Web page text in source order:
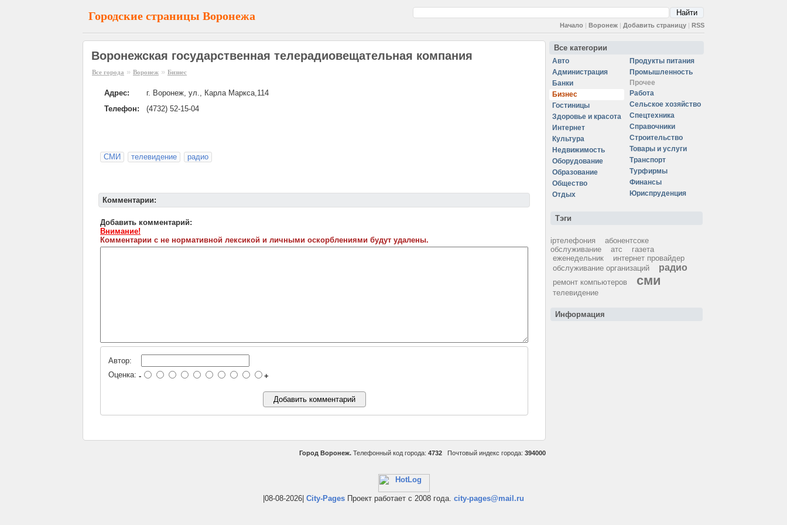
Городские страницы Воронежа
Начало | Воронеж | Добавить страницу | RSS
Воронежская государственная телерадиовещательная компания
Все города » Воронеж » Бизнес
Адрес:
г. Воронеж, ул., Карла Маркса,114
Телефон:
(4732) 52-15-04
СМИ телевидение радио
Комментарии:
Добавить комментарий:
Внимание!
Комментарии с не нормативной лексикой и личными оскорблениями будут удалены.
Автор:
Оценка: - +
Город Воронеж. Телефонный код города: 4732 Почтовый индекс города: 394000
Все категории
Авто
Администрация
Банки
Бизнес
Гостиницы
Здоровье и красота
Интернет
Культура
Недвижимость
Оборудование
Образование
Общество
Отдых
Продукты питания
Промышленность
Прочее
Работа
Сельское хозяйство
Спецтехника
Справочники
Строительство
Товары и услуги
Транспорт
Турфирмы
Финансы
Юриспруденция
Тэги
ipтелефония
абонентсоке
обслуживание
атс
газета
еженедельник
интернет провайдер
обслуживание организаций
радио
ремонт компьютеров сми
телевидение
Информация
|08-08-2026| City-Pages Проект работает с 2008 года. city-pages@mail.ru